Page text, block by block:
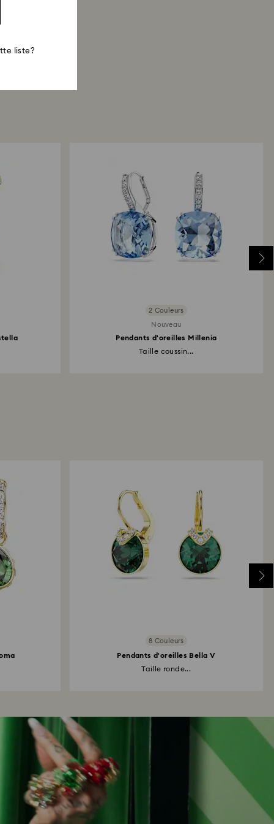
2 Couleurs
Nouveau
Pendants d'oreilles Millenia
Taille coussin...
8 Couleurs
Pendants d'oreilles Bella V
Taille ronde...
liste?